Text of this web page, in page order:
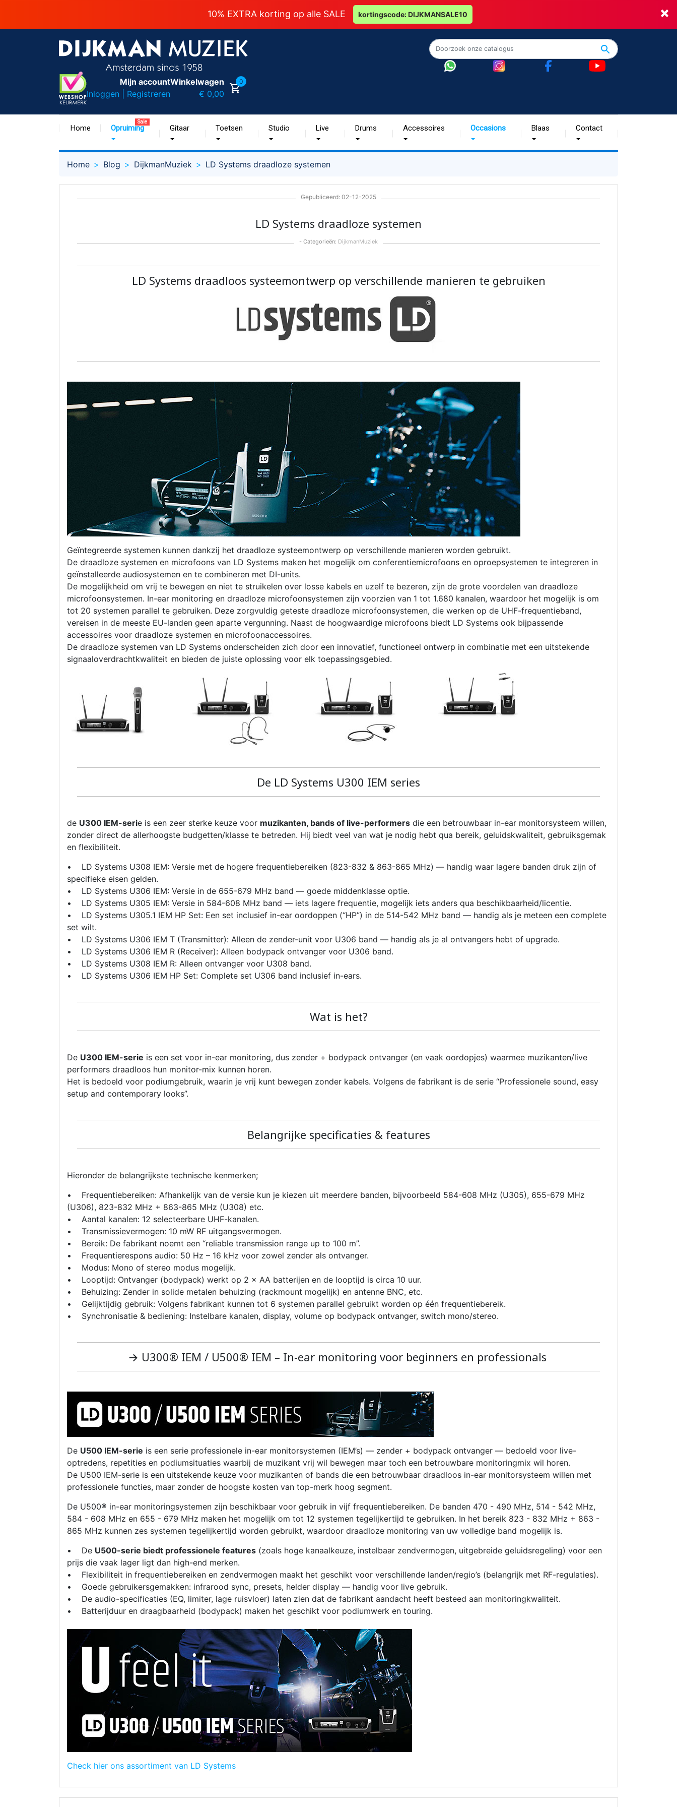
×
10% EXTRA korting op alle SALE kortingscode: DIJKMANSALE10
Mijn account
Inloggen | Registreren
Winkelwagen
€ 0,00
0
Home Opruiming
Sale
Gitaar Toetsen Studio Live Drums Accessoires Occasions Blaas Contact
Home Blog DijkmanMuziek LD Systems draadloze systemen
Gepubliceerd: 02-12-2025
LD Systems draadloze systemen
- Categorieën: DijkmanMuziek
LD Systems draadloos systeemontwerp op verschillende manieren te gebruiken
Geïntegreerde systemen kunnen dankzij het draadloze systeemontwerp op verschillende manieren worden gebruikt.
De draadloze systemen en microfoons van LD Systems maken het mogelijk om conferentiemicrofoons en oproepsystemen te integreren in
geïnstalleerde audiosystemen en te combineren met DI-units.
De mogelijkheid om vrij te bewegen en niet te struikelen over losse kabels en uzelf te bezeren, zijn de grote voordelen van draadloze
microfoonsystemen. In-ear monitoring en draadloze microfoonsystemen zijn voorzien van 1 tot 1.680 kanalen, waardoor het mogelijk is om
tot 20 systemen parallel te gebruiken. Deze zorgvuldig geteste draadloze microfoonsystemen, die werken op de UHF-frequentieband,
vereisen in de meeste EU-landen geen aparte vergunning. Naast de hoogwaardige microfoons biedt LD Systems ook bijpassende
accessoires voor draadloze systemen en microfoonaccessoires.
De draadloze systemen van LD Systems onderscheiden zich door een innovatief, functioneel ontwerp in combinatie met een uitstekende
signaaloverdrachtkwaliteit en bieden de juiste oplossing voor elk toepassingsgebied.
De LD Systems U300 IEM series
de U300 IEM-serie is een zeer sterke keuze voor muzikanten, bands of live-performers die een betrouwbaar in-ear monitorsysteem willen,
zonder direct de allerhoogste budgetten/klasse te betreden. Hij biedt veel van wat je nodig hebt qua bereik, geluidskwaliteit, gebruiksgemak
en flexibiliteit.
• LD Systems U308 IEM: Versie met de hogere frequentiebereiken (823-832 & 863-865 MHz) — handig waar lagere banden druk zijn of
specifieke eisen gelden.
• LD Systems U306 IEM: Versie in de 655-679 MHz band — goede middenklasse optie.
• LD Systems U305 IEM: Versie in 584-608 MHz band — iets lagere frequentie, mogelijk iets anders qua beschikbaarheid/licentie.
• LD Systems U305.1 IEM HP Set: Een set inclusief in-ear oordoppen (“HP”) in de 514-542 MHz band — handig als je meteen een complete
set wilt.
• LD Systems U306 IEM T (Transmitter): Alleen de zender-unit voor U306 band — handig als je al ontvangers hebt of upgrade.
• LD Systems U306 IEM R (Receiver): Alleen bodypack ontvanger voor U306 band.
• LD Systems U308 IEM R: Alleen ontvanger voor U308 band.
• LD Systems U306 IEM HP Set: Complete set U306 band inclusief in-ears.
Wat is het?
De U300 IEM-serie is een set voor in-ear monitoring, dus zender + bodypack ontvanger (en vaak oordopjes) waarmee muzikanten/live
performers draadloos hun monitor-mix kunnen horen.
Het is bedoeld voor podiumgebruik, waarin je vrij kunt bewegen zonder kabels. Volgens de fabrikant is de serie “Professionele sound, easy
setup and contemporary looks”.
Belangrijke specificaties & features
Hieronder de belangrijkste technische kenmerken;
• Frequentiebereiken: Afhankelijk van de versie kun je kiezen uit meerdere banden, bijvoorbeeld 584-608 MHz (U305), 655-679 MHz
(U306), 823-832 MHz + 863-865 MHz (U308) etc.
• Aantal kanalen: 12 selecteerbare UHF-kanalen.
• Transmissievermogen: 10 mW RF uitgangsvermogen.
• Bereik: De fabrikant noemt een “reliable transmission range up to 100 m”.
• Frequentierespons audio: 50 Hz – 16 kHz voor zowel zender als ontvanger.
• Modus: Mono of stereo modus mogelijk.
• Looptijd: Ontvanger (bodypack) werkt op 2 × AA batterijen en de looptijd is circa 10 uur.
• Behuizing: Zender in solide metalen behuizing (rackmount mogelijk) en antenne BNC, etc.
• Gelijktijdig gebruik: Volgens fabrikant kunnen tot 6 systemen parallel gebruikt worden op één frequentiebereik.
• Synchronisatie & bediening: Instelbare kanalen, display, volume op bodypack ontvanger, switch mono/stereo.
→ U300® IEM / U500® IEM – In-ear monitoring voor beginners en professionals
De U500 IEM-serie is een serie professionele in-ear monitorsystemen (IEM’s) — zender + bodypack ontvanger — bedoeld voor live-
optredens, repetities en podiumsituaties waarbij de muzikant vrij wil bewegen maar toch een betrouwbare monitoringmix wil horen.
De U500 IEM-serie is een uitstekende keuze voor muzikanten of bands die een betrouwbaar draadloos in-ear monitorsysteem willen met
professionele functies, maar zonder de hoogste kosten van top-merk hoog segment.
De U500® in-ear monitoringsystemen zijn beschikbaar voor gebruik in vijf frequentiebereiken. De banden 470 - 490 MHz, 514 - 542 MHz,
584 - 608 MHz en 655 - 679 MHz maken het mogelijk om tot 12 systemen tegelijkertijd te gebruiken. In het bereik 823 - 832 MHz + 863 -
865 MHz kunnen zes systemen tegelijkertijd worden gebruikt, waardoor draadloze monitoring van uw volledige band mogelijk is.
• De U500-serie biedt professionele features (zoals hoge kanaalkeuze, instelbaar zendvermogen, uitgebreide geluidsregeling) voor een
prijs die vaak lager ligt dan high-end merken.
• Flexibiliteit in frequentiebereiken en zendvermogen maakt het geschikt voor verschillende landen/regio’s (belangrijk met RF-regulaties).
• Goede gebruikersgemakken: infrarood sync, presets, helder display — handig voor live gebruik.
• De audio-specificaties (EQ, limiter, lage ruisvloer) laten zien dat de fabrikant aandacht heeft besteed aan monitoringkwaliteit.
• Batterijduur en draagbaarheid (bodypack) maken het geschikt voor podiumwerk en touring.
Check hier ons assortiment van LD Systems